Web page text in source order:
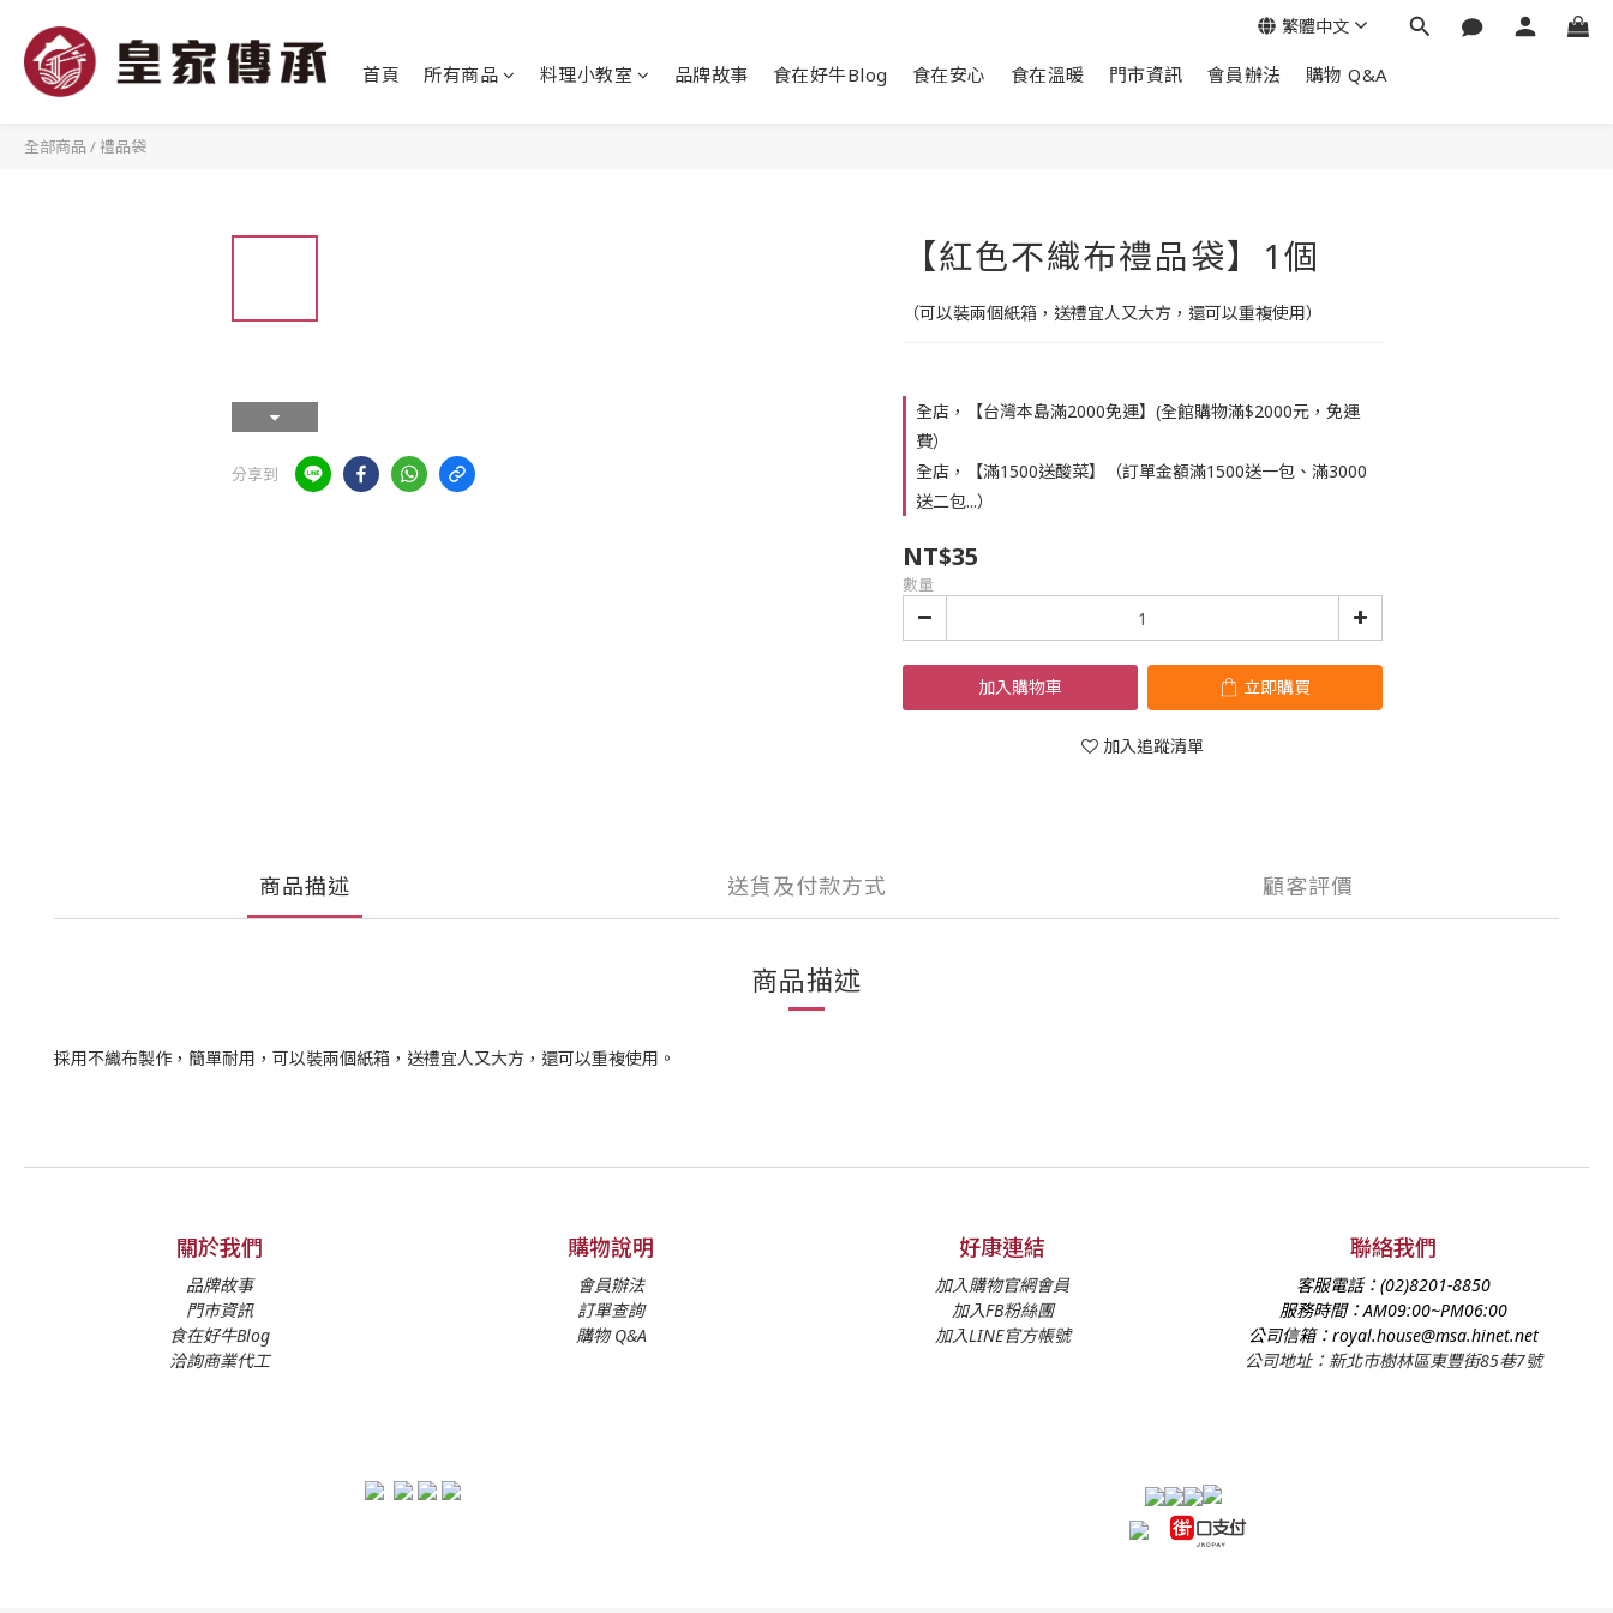
首頁 所有商品 料理小教室 品牌故事 食在好牛Blog 食在安心 食在溫暖 門市資訊 會員辦法 購物 Q&A
繁體中文
全部商品 /禮品袋
分享到
【紅色不織布禮品袋】1個
（可以裝兩個紙箱，送禮宜人又大方，還可以重複使用）
全店，【台灣本島滿2000免運】(全館購物滿$2000元，免運
費）
全店，【滿1500送酸菜】（訂單金額滿1500送一包、滿3000
送二包...）
NT$35
數量
加入購物車 立即購買
加入追蹤清單
商品描述 送貨及付款方式 顧客評價
商品描述
採用不織布製作，簡單耐用，可以裝兩個紙箱，送禮宜人又大方，還可以重複使用。
關於我們
品牌故事
門市資訊
食在好牛Blog
洽詢商業代工
購物說明
會員辦法
訂單查詢
購物 Q&A
好康連結
加入購物官網會員
加入FB粉絲團
加入LINE官方帳號
聯絡我們
客服電話：(02)8201-8850
服務時間：AM09:00~PM06:00
公司信箱：royal.house@msa.hinet.net
公司地址：新北市樹林區東豐街85巷7號